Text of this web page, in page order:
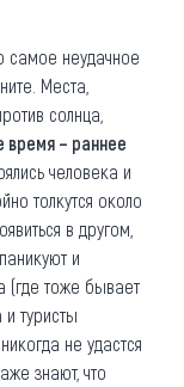
самое неудачное
Места,
солнца,
время – раннее
человека и
толкутся около
в другом,
и
(где тоже бывает
туристы
не удастся
знают, что